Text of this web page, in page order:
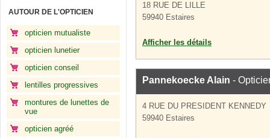
AUTOUR DE L'OPTICIEN
opticien mutualiste
opticien lunetier
opticien conseil
lentilles progressives
montures de lunettes de
vue
opticien agréé
18 RUE DE LILLE
59940 Estaires
Afficher les détails
Pannekoecke Alain -
4 RUE DU PRESIDENT KENNEDY
59940 Estaires